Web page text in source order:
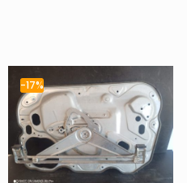
-17%